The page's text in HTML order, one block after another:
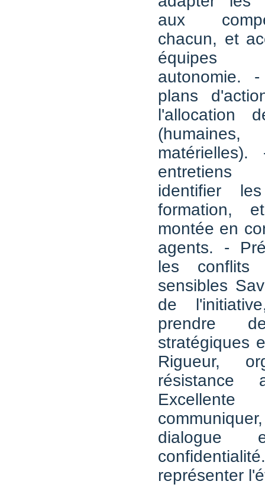
aux
chacun, et
équipes
autonomie.
plans
l'allocation
entretiens
identifier
formation,
montée en
agents. -
les conflits
sensibles
de
prendre
stratégiques
Rigueur,
représenter